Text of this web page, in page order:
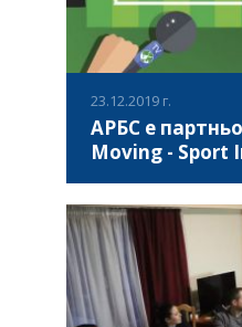
23.12.2019 г.
АРБС е
Moving - Sport
професионално
предизвикателства,
дискриминация,
психически),
семействата,
ВИЖ ПОВЕЧЕ